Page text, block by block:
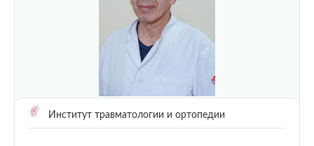
Институт травматологии и ортопедии